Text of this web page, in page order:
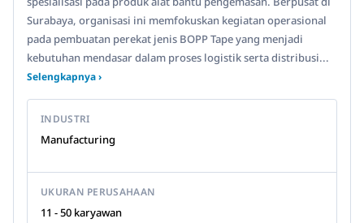
Surabaya, organisasi ini memfokuskan kegiatan operasional
pada pembuatan perekat jenis BOPP Tape yang menjadi
kebutuhan mendasar dalam proses logistik serta distribusi...
Selengkapnya ›
INDUSTRI
Manufacturing
UKURAN PERUSAHAAN
11 - 50 karyawan